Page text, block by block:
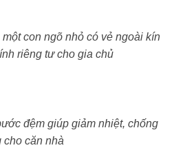
con ngõ nhỏ có vẻ ngoài kín
riêng tư cho gia chủ
đệm giúp giảm nhiệt, chống
cho căn nhà